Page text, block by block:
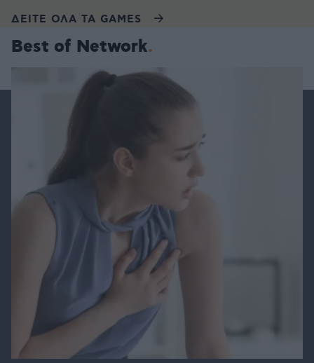
ΔΕΙΤΕ ΟΛΑ ΤΑ GAMES
Best of Network